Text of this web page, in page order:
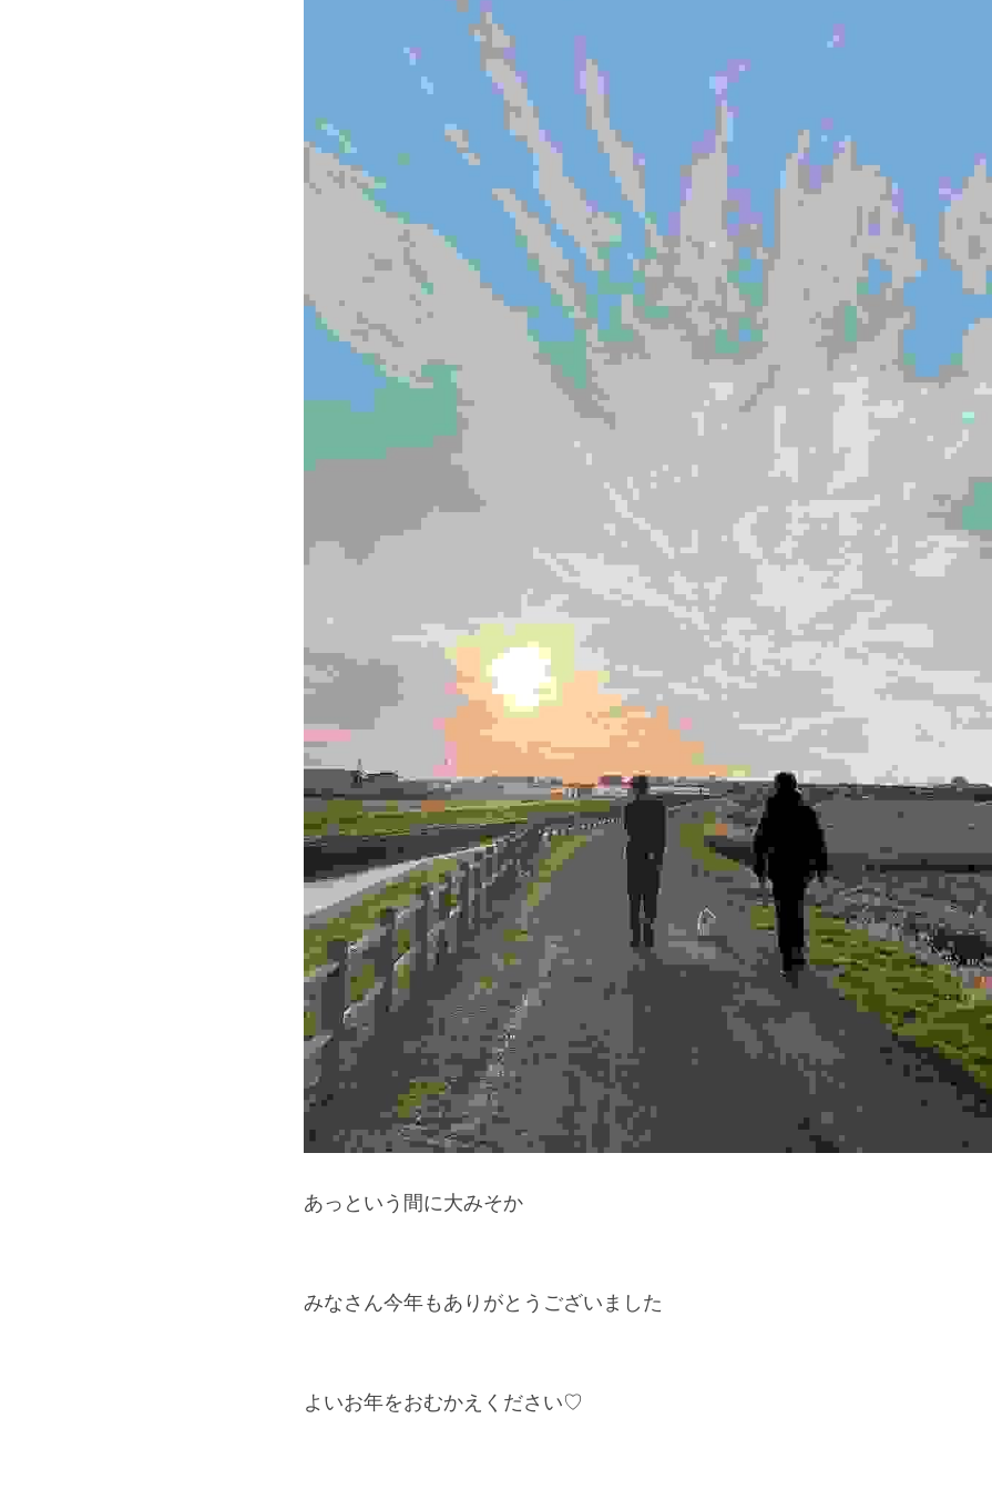
あっという間に大みそか
みなさん今年もありがとうございました
よいお年をおむかえください♡